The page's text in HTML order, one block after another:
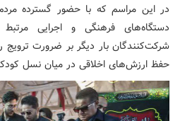
در این مراسم که با حضور گسترده
دستگاه‌های فرهنگی و اجرایی
شرکت‌کنندگان بار دیگر بر ضرورت ترویج
حفظ ارزش‌های اخلاقی در میان نسل کودک